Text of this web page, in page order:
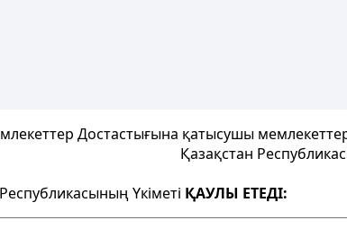
Достастығына қатысушы
Қазақстан
Үкіметі ҚАУЛЫ ЕТЕДІ: